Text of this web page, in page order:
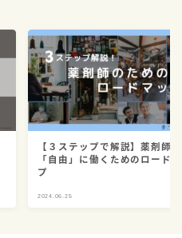
【３ステップで解説】薬剤師が
「自由」に働くためのロード
プ
2024.06.25